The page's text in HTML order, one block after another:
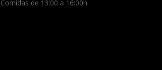
Comidas de 13:00 a 16:00h.